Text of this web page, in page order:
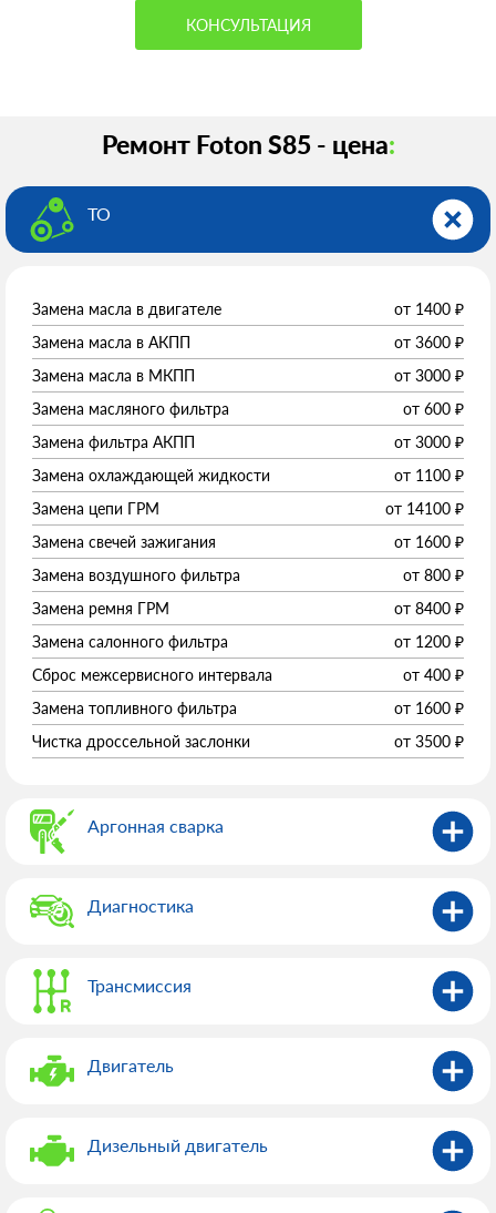
КОНСУЛЬТАЦИЯ
Ремонт Foton S85 - цена:
ТО
Замена масла в двигателе от 1400 ₽
Замена масла в АКПП
от 3600 ₽
Замена масла в МКПП
от 3000 ₽
Замена масляного фильтра
от 600 ₽
Замена фильтра АКПП
от 3000 ₽
Замена охлаждающей жидкости
от 1100 ₽
Замена цепи ГРМ
от 14100 ₽
Замена свечей зажигания
от 1600 ₽
Замена воздушного фильтра
от 800 ₽
Замена ремня ГРМ
от 8400 ₽
Замена салонного фильтра
от 1200 ₽
Сброс межсервисного интервала
от 400 ₽
Замена топливного фильтра
от 1600 ₽
Чистка дроссельной заслонки
от 3500 ₽
Аргонная сварка
Диагностика
Трансмиссия
Двигатель
Дизельный двигатель